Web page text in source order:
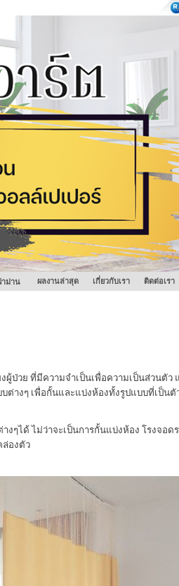
าม่าน ผลงานล่าสุด เกี่ยวกับเรา ติดต่อเรา
วย ที่มีความจำเป็นเพื่อความเป็นส่วนตัว แ
างๆ เพื่อกั้นและแบ่งห้องทั้งรูปแบบที่เป็นตั
ๆได้ ไม่ว่าจะเป็นการกั้นแบ่งห้อง โรงจอด
ล่องตัว